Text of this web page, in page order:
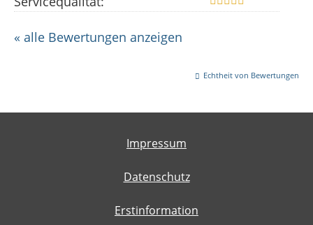
« alle Bewertungen anzeigen
Echtheit von Bewertungen
Impressum
Datenschutz
Erstinformation